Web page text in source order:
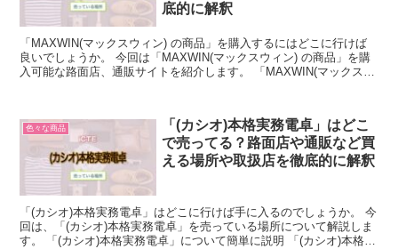
底的に解釈
「MAXWIN(マックスウィン) の商品」を購入するにはどこに行けば
良いでしょうか。 今回は「MAXWIN(マックスウィン) の商品」を購
入可能な路面店、通販サイトを紹介します。 「MAXWIN(マックスウ
色々な商品
「(カシオ)本格実務電卓」はどこ
で売ってる？路面店や通販など買
える場所や取扱店を徹底的に解釈
「(カシオ)本格実務電卓」はどこに行けば手に入るのでしょうか。 今
回は、「(カシオ)本格実務電卓」を売っている場所について解説しま
す。 「(カシオ)本格実務電卓」について簡単に説明 「(カシオ)本格実